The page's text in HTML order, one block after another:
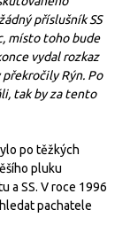
příslušník SS
místo toho bude
vydal rozkaz
Rýn. Po
tak by za tento
po těžkých
pluku
a SS. V roce 1996
pachatele